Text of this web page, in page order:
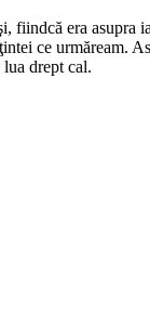
fiindcă era
ce urmăream.
drept cal.